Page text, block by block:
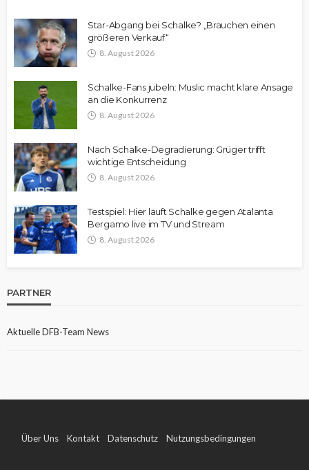
Star-Abgang bei Schalke? „Brauchen einen
größeren Verkauf“
8. August 2026
Schalke-Fans jubeln: Muslic macht klare Ansage
an die Konkurrenz
8. August 2026
Nach Schalke-Degradierung: Grüger trifft
wichtige Entscheidung
8. August 2026
Testspiel: Hier läuft Schalke gegen Atalanta
Bergamo live im TV und Stream
8. August 2026
PARTNER
Aktuelle DFB-Team News
Über Uns Kontakt Datenschutz Nutzungsbedingungen